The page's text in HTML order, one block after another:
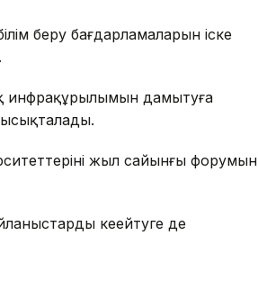
беру бағдарламаларын іске
инфрақұрылымын дамытуға
жыл сайынғы форумын
кеңейтуге де